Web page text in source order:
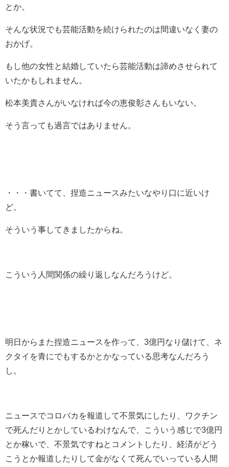
とか。
そんな状況でも芸能活動を続けられたのは間違いなく妻の
おかげ。
もし他の女性と結婚していたら芸能活動は諦めさせられて
いたかもしれません。
松本美貴さんがいなければ今の恵俊彰さんもいない。
そう言っても過言ではありません。
・・・書いてて、捏造ニュースみたいなやり口に近いけ
ど。
そういう事してきましたからね。
こういう人間関係の繰り返しなんだろうけど。
明日からまた捏造ニュースを作って、3億円なり儲けて、ネ
クタイを青にでもするかとかなっている思考なんだろう
し。
ニュースでコロバカを報道して不景気にしたり、ワクチン
で死んだりとかしているわけなんで、こういう感じで3億円
とか稼いで、不景気ですねとコメントしたり、経済がどう
こうとか報道したりして金がなくて死んでいっている人間